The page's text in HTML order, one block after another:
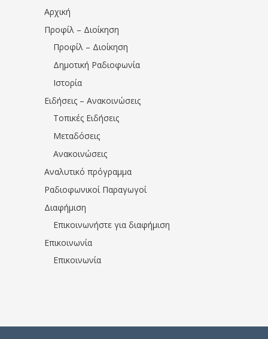
Αρχική
Προφίλ – Διοίκηση
Προφίλ – Διοίκηση
Δημοτική Ραδιοφωνία
Ιστορία
Ειδήσεις – Ανακοινώσεις
Τοπικές Ειδήσεις
Μεταδόσεις
Ανακοινώσεις
Αναλυτικό πρόγραμμα
Ραδιοφωνικοί Παραγωγοί
Διαφήμιση
Επικοινωνήστε για διαφήμιση
Επικοινωνία
Επικοινωνία